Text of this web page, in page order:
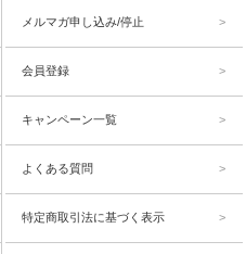
メルマガ申し込み/停止
会員登録
キャンペーン一覧
よくある質問
特定商取引法に基づく表示